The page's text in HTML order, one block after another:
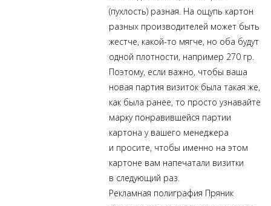
(пухлость) разная. На ощупь картон
разных производителей может быть
жестче, какой-то мягче, но оба будут
одной плотности, например 270 гр.
Поэтому, если важно, чтобы ваша
новая партия визиток была такая же,
как была ранее, то просто узнавайте
марку понравившейся партии
картона у вашего менеджера
и просите, чтобы именно на этом
картоне вам напечатали визитки
в следующий раз.
Рекламная полиграфия Пряник